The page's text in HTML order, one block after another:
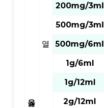
옳
열
200mg/3ml
500mg/3ml
500mg/6ml
1g/6ml
1g/12ml
2g/12ml